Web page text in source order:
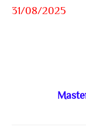
31/08/2025